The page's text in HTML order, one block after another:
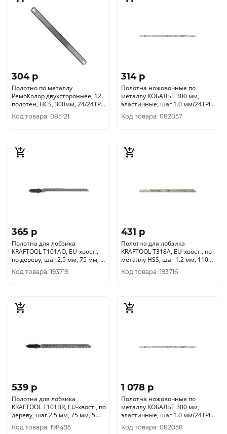
304 p
Полотно по металлу
РемоКолор двухстороннее, 12
полотен, HCS, 300мм, 24/24TPI,
(уп.) 42-0-004
Код товара: 085121
314 p
Полотна ножовочные по
металлу КОБАЛЬТ 300 мм,
эластичные, шаг 1.0 мм/24TPI,
HCS (10 шт) блистер 248-
Код товара: 082057
365 p
Полотна для лобзика
KRAFTOOL T101AO, EU-хвост.,
по дереву, шаг 2.5 мм, 75 мм, 2
шт, (159514-2.5)
Код товара: 193719
431 p
Полотна для лобзика
KRAFTOOL T318A, EU-хвост., по
металлу HSS, шаг 1.2 мм, 110
мм, 2 шт, (159552-1.
Код товара: 193716
539 p
Полотна для лобзика
KRAFTOOL T101BR, EU-хвост., по
дереву, шаг 2.5 мм, 75 мм, 5
шт, (159516-2.5-S5)
Код товара: 198495
1 078 p
Полотна ножовочные по
металлу КОБАЛЬТ 300 мм,
эластичные, шаг 1.0 мм/24TPI,
BIM (10 шт) блистер 248-
Код товара: 082058